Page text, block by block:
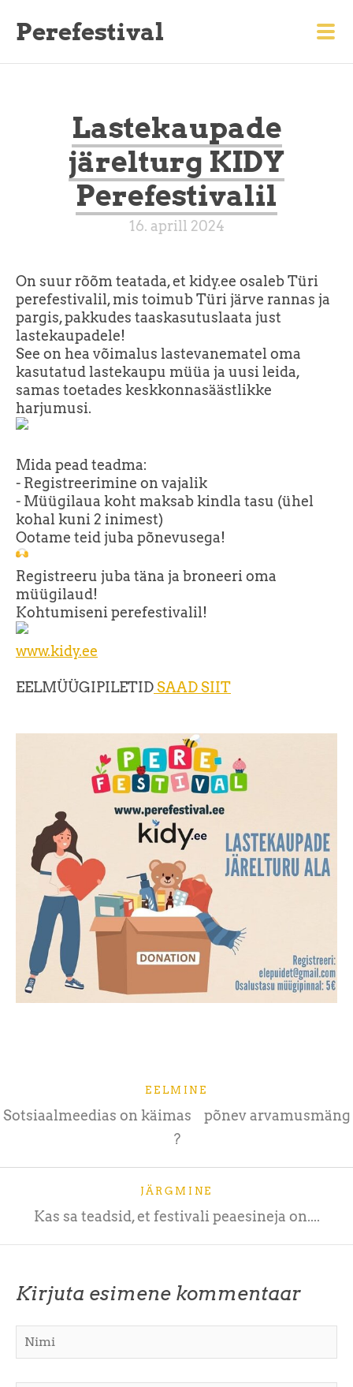
Perefestival
Lastekaupade
järelturg KIDY
Perefestivalil
16. aprill 2024
On suur rõõm teatada, et kidy.ee osaleb Türi
perefestivalil, mis toimub Türi järve rannas ja
pargis, pakkudes taaskasutuslaata just
lastekaupadele!
See on hea võimalus lastevanematel oma
kasutatud lastekaupu müüa ja uusi leida,
samas toetades keskkonnasäästlikke
harjumusi.
Mida pead teadma:
- Registreerimine on vajalik
- Müügilaua koht maksab kindla tasu (ühel
kohal kuni 2 inimest)
Ootame teid juba põnevusega!
Registreeru juba täna ja broneeri oma
müügilaud!
Kohtumiseni perefestivalil!
www.kidy.ee
EELMÜÜGIPILETIDSAAD SIIT
EELMINE
Sotsiaalmeedias on käimas põnev arvamusmäng
?
JÄRGMINE
Kas sa teadsid, et festivali peaesineja on....
Kirjuta esimene kommentaar